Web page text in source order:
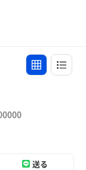
送る